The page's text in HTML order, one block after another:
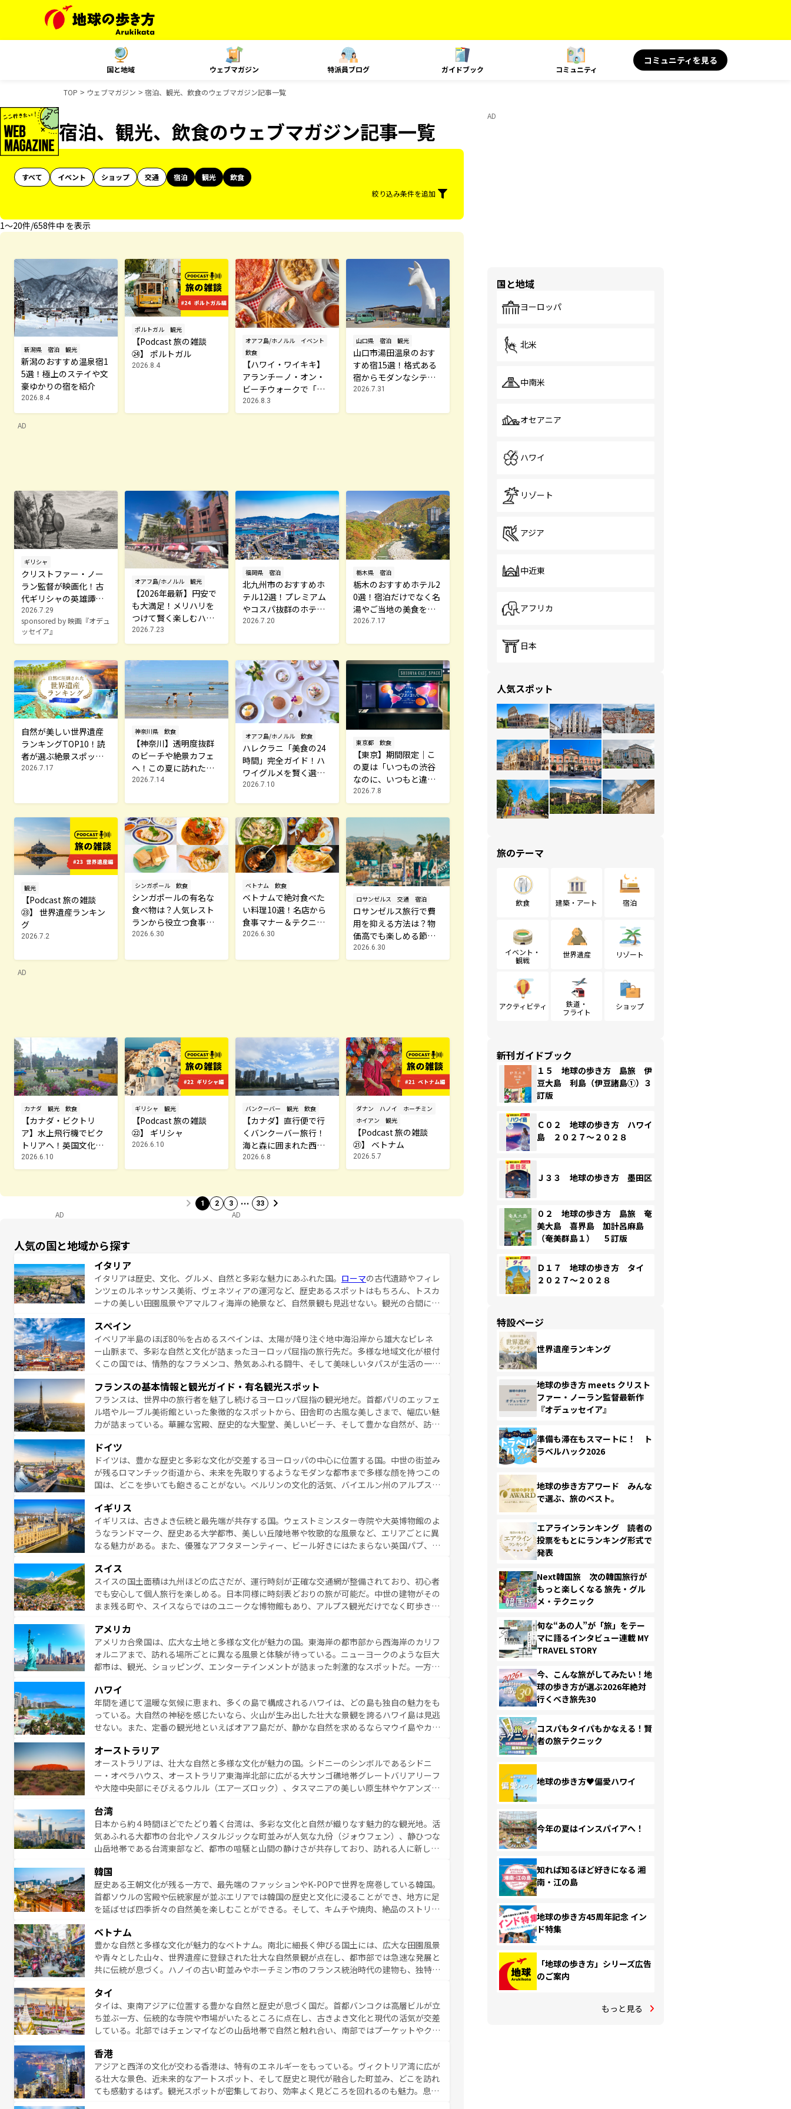
国と地域 ウェブマガジン 特派員ブログ ガイドブック コミュニティ
コミュニティを見る
TOP ウェブマガジン 宿泊、観光、飲食のウェブマガジン記事一覧
宿泊、観光、飲食のウェブマガジン記事一覧
すべて イベント ショップ 交通 宿泊 観光
飲食
絞り込み条件を追加
1〜20件/658件中 を表示
新潟県 宿泊 観光
新潟のおすすめ温泉宿1
5選！極上のステイや文
豪ゆかりの宿を紹介
2026.8.4
ポルトガル 観光
【Podcast 旅の雑談
㉔】 ポルトガル
2026.8.4
オアフ島/ホノルル
イベント
飲食
【ハワイ・ワイキキ】
アランチーノ・オン・
ビーチウォークで「ハ
ッピーアワー」開催
中！本格イタリアンが
2026.8.3
山口県 宿泊 観光
山口市湯田温泉のおす
すめ宿15選！格式ある
宿からモダンなシティ
ホテルまで厳選
2026.7.31
AD
ギリシャ
クリストファー・ノー
ラン監督が映画化！古
代ギリシャの英雄譚
「オデュッセイア」は
どんな物語？
2026.7.29
sponsored by 映画『オデュ
ッセイア』
オアフ島/ホノルル 観光
【2026年最新】円安で
も大満足！メリハリを
つけて賢く楽しむハワ
イ4泊6日モデルコース
2026.7.23
福岡県 宿泊
北九州市のおすすめホ
テル12選！プレミアム
やコスパ抜群のホテル
を紹介
2026.7.20
栃木県 宿泊
栃木のおすすめホテル2
0選！宿泊だけでなく名
湯やご当地の美食を楽
しもう
2026.7.17
自然が美しい世界遺産
ランキングTOP10！読
者が選ぶ絶景スポット
は？
2026.7.17
神奈川県 飲食
【神奈川】透明度抜群
のビーチや絶景カフェ
へ！この夏に訪れたい
三浦半島の穴場スポッ
2026.7.14
オアフ島/ホノルル 飲食
ハレクラニ「美食の24
時間」完全ガイド！ハ
ワイグルメを賢く選ぶ
大人旅の選択肢
2026.7.10
東京都 飲食
【東京】期間限定｜こ
の夏は「いつもの渋谷
なのに、いつもと違う
夜」へ。気持ちだけで
注文できるBAR「グラ
スとコトバ」
2026.7.8
観光
【Podcast 旅の雑談
㉓】 世界遺産ランキン
グ
2026.7.2
シンガポール 飲食
シンガポールの有名な
食べ物は？人気レスト
ランから役立つ食事テ
クニックまで解説
2026.6.30
ベトナム 飲食
ベトナムで絶対食べた
い料理10選！名店から
食事マナー＆テクニッ
クを紹介
2026.6.30
ロサンゼルス 交通 宿泊
ロサンゼルス旅行で費
用を抑える方法は？物
価高でも楽しめる節約
テクニック
2026.6.30
AD
カナダ 観光 飲食
【カナダ・ビクトリ
ア】水上飛行機でビク
トリアへ！英国文化と
花の町を巡る旅
2026.6.10
ギリシャ 観光
【Podcast 旅の雑談
㉒】 ギリシャ
2026.6.10
バンクーバー 観光 飲食
【カナダ】直行便で行
くバンクーバー旅行！
海と森に囲まれた西海
岸の町歩き
2026.6.8
ダナン ハノイ
ホーチミン
ホイアン
観光
【Podcast 旅の雑談
㉑】 ベトナム
2026.5.7
1 2 3 … 33
AD AD
人気の国と地域から探す
イタリア
イタリアは歴史、文化、グルメ、自然と多彩な魅力にあふれた国。 ローマの古代遺跡やフィレ
ンツェのルネッサンス美術、ヴェネツィアの運河など、歴史あるスポットはもちろん、トスカ
ーナの美しい田園風景やアマルフィ海岸の絶景など、自然景観も見逃せない。観光の合間に
夜眠るまで、すべての瞬間を楽しませてくれるイタリアで、忘れられない旅をしてみよう！
なお、新着のイタリア情報はコンテンツ一覧を参照してほしい。
スペイン
イベリア半島のほぼ80％を占めるスペインは、太陽が降り注ぐ地中海沿岸から雄大なピレネ
ー山脈まで、多彩な自然と文化が詰まったヨーロッパ屈指の旅行先だ。多様な地域文化が根付
くこの国では、情熱的なフラメンコ、熱気あふれる闘牛、そして美味しいタパスが生活の一部
ら、地方では古代ローマ遺跡や中世の城塞都市、穏やかなビーチリゾートまで多彩な表情を見
せる。地方によって風土や気候が異なるスペインはその個性で訪れる人を魅了する。 なお、
新着のスペイン情報はコンテンツ一覧を参照してほしい。
フランスの基本情報と観光ガイド・有名観光スポット
フランスは、世界中の旅行者を魅了し続けるヨーロッパ屈指の観光地だ。首都パリのエッフェ
ル塔やルーブル美術館といった象徴的なスポットから、田舎町の古風な美しさまで、幅広い魅
力が詰まっている。華麗な宮殿、歴史的な大聖堂、美しいビーチ、そして豊かな自然が、訪れ
無形文化遺産にも登録されている。シャンパンの発祥地であるランス、プロヴァンスの香り高
いラベンダー畑など、多彩な楽しみ方が可能だ。さらに、パリ以外の地域にも魅力が溢れてお
り、どの街角にも豊かな歴史と文化が息づいている。パリ以外の個性あふれる地方に足を運ぶ
とそれぞれで全く異なる文化を体験できるだろう。 なお、新着のフランス情報はコンテンツ
ドイツ
ドイツは、豊かな歴史と多彩な文化が交差するヨーロッパの中心に位置する国。中世の街並み
が残るロマンチック街道から、未来を先取りするようなモダンな都市まで多様な顔を持つこの
国は、どこを歩いても飽きることがない。ベルリンの文化的活気、バイエルン州のアルプスの
ら地元の人と過ごす楽しい時間は、お酒好きな人にはぜひ体験してほしい。 なお、新着のド
イツ情報はコンテンツ一覧を参照してほしい。
イギリス
イギリスは、古きよき伝統と最先端が共存する国。ウェストミンスター寺院や大英博物館のよ
うなランドマーク、歴史ある大学都市、美しい丘陵地帯や牧歌的な風景など、エリアごとに異
なる魅力がある。また、優雅なアフタヌーンティー、ビール好きにはたまらない英国パブ、サ
お、新着のイギリス情報は
スイス
スイスの国土面積は九州ほどの広さだが、運行時刻が正確な交通網が整備されており、初心者
でも安心して個人旅行を楽しめる。日本同様に時刻表どおりの旅が可能だ。中世の建物がその
まま残る町や、スイスならではのユニークな博物館もあり、アルプス観光だけでなく町歩きも
ービスもあり、うまく活用すれば市内交通費無料で観光を楽しむこともできる。 なお、新着
のスイス情報はコンテンツ一覧 を参照してほしい。
アメリカ
アメリカ合衆国は、広大な土地と多様な文化が魅力の国。東海岸の都市部から西海岸のカリフ
ォルニアまで、訪れる場所ごとに異なる風景と体験が待っている。ニューヨークのような巨大
都市は、観光、ショッピング、エンターテインメントが詰まった刺激的なスポットだ。一方、
絶景が堪能できる。さらに、南部のニューオーリンズでは、音楽と美食が融合した独特の文化
が魅力。旅行者はアメリカの各地域で異なる魅力を楽しみながら、その多様性と豊かな歴史を
感じることができるだろう。車でのロードトリップや列車の旅も、アメリカならではの贅沢な
旅のスタイルだ。 なお、新着のアメリカ情報はコンテンツ一覧を参照してほしい。
ハワイ
年間を通じて温暖な気候に恵まれ、多くの島で構成されるハワイは、どの島も独自の魅力をも
っている。大自然の神秘を感じたいなら、火山が生み出した壮大な景観を誇るハワイ島は見逃
せない。また、定番の観光地といえばオアフ島だが、静かな自然を求めるならマウイ島やカウ
る。「アロハスピリット」と呼ばれるおもてなしの心で訪れる人々を迎えてくれるハワイの
人々、おいしいローカルフードやハワイアンミュージック、伝統的なフラダンスなど、すべて
がハワイの魅力を彩っている。訪れるたびに新しい発見と感動が待っているハワイを、存分に
味わってほしい。 なお、新着のハワイ情報はコンテンツ一覧を参照してほしい。
オーストラリア
オーストラリアは、壮大な自然と多様な文化が魅力の国。シドニーのシンボルであるシドニ
ー・オペラハウス、オーストラリア東海岸北部に広がる大サンゴ礁地帯グレートバリアリーフ
や大陸中央部にそびえるウルル（エアーズロック）、タスマニアの美しい原生林やケアンズの
豊かで、美味しいものであふれている。アクティビティも充実しており、サーフィンやダイビ
ング、ハイキングなど、アウトドア好きにはたまらない。オーストラリアの多彩な魅力を存分
に味わいつくそう。 なお、新着のオーストラリア情報はコンテンツ一覧を参照してほしい。
台湾
日本から約４時間ほどでたどり着く台湾は、多彩な文化と自然が織りなす魅力的な観光地。活
気あふれる大都市の台北やノスタルジックな町並みが人気な九份（ジォウフェン）、静ひつな
山岳地帯である台湾東部など、都市の喧騒と山間の静けさが共存しており、訪れる人に新しい
から高級料理、ヘルシーで美容にもいいと評判のスイーツなど、バラエティ豊かな料理が味わ
える。 なお、新着の台湾情報はコンテンツ一覧を参照してほしい。
韓国
歴史ある王朝文化が残る一方で、最先端のファッションやK-POPで世界を席巻している韓国。
首都ソウルの宮殿や伝統家屋が並ぶエリアでは韓国の歴史と文化に浸ることができ、地方に足
を延ばせば四季折々の自然美を楽しむことができる。そして、キムチや焼肉、絶品のストリー
能できる。あたたかいホスピタリティに包まれながら、韓国の多彩な魅力を心ゆくまで味わっ
てみてほしい。 なお、新着の韓国情報はコンテンツ一覧を参照してほしい。
ベトナム
豊かな自然と多様な文化が魅力的なベトナム。南北に細長く伸びる国土には、広大な田園風景
や青々とした山々、世界遺産に登録された壮大な自然景観が点在し、都市部では急速な発展と
共に伝統が息づく。ハノイの古い町並みやホーチミン市のフランス統治時代の建物も、独特の
まないベトナム料理も魅力のひとつ。フォーやバインミー、ベトナムコーヒーなどは、ぜひ現
地で味わいたい。どの地域を訪れてもあたたかい人々が旅行者を迎えてくれるので、きっと忘
れられない旅になるはずだ。 なお、新着のベトナム情報はコンテンツ一覧を参照してほし
い。
タイ
タイは、東南アジアに位置する豊かな自然と歴史が息づく国だ。首都バンコクは高層ビルが立
ち並ぶ一方、伝統的な寺院や市場がいたるところに点在し、古きよき文化と現代の活気が交差
している。北部ではチェンマイなどの山岳地帯で自然と触れ合い、南部ではプーケットやクラ
ら高級レストランまで味覚を刺激する。気候は一年中温暖で、どの季節にも異なる楽しみが待
っている。親しみやすいタイの人々、仏教を中心とした文化、そして多様な観光資源が、訪れ
る旅人を魅了し続ける。 なお、新着のタイ情報はコンテンツ一覧を参照してほしい。
香港
アジアと西洋の文化が交わる香港は、特有のエネルギーをもっている。ヴィクトリア湾に広が
る壮大な景色、近未来的なアートスポット、そして歴史と現代が融合した町並み、どこを訪れ
ても感動するはず。観光スポットが密集しており、効率よく見どころを回れるのも魅力。息を
AD
国と地域
ヨーロッパ
北米
中南米
オセアニア
ハワイ
リゾート
アジア
中近東
アフリカ
日本
人気スポット
旅のテーマ
飲食 建築・アート 宿泊
イベント・
観戦
世界遺産 リゾート
アクティビティ
鉄道・
フライト
ショップ
新刊ガイドブック
１５ 地球の歩き方 島旅 伊
豆大島 利島（伊豆諸島①）３
訂版
Ｃ０２ 地球の歩き方 ハワイ
島 ２０２７～２０２８
Ｊ３３ 地球の歩き方 墨田区
０２ 地球の歩き方 島旅 奄
美大島 喜界島 加計呂麻島
（奄美群島１） ５訂版
Ｄ１７ 地球の歩き方 タイ
２０２７～２０２８
特設ページ
世界遺産ランキング
地球の歩き方 meets クリスト
ファー・ノーラン監督最新作
『オデュッセイア』
準備も滞在もスマートに！ ト
ラベルハック2026
地球の歩き方アワード みんな
で選ぶ、旅のベスト。
エアラインランキング 読者の
投票をもとにランキング形式で
発表
Next韓国旅 次の韓国旅行が
もっと楽しくなる 旅先・グル
メ・テクニック
旬な“あの人”が「旅」をテー
マに語るインタビュー連載 MY
TRAVEL STORY
今、こんな旅がしてみたい！地
球の歩き方が選ぶ2026年絶対
行くべき旅先30
コスパもタイパもかなえる！賢
者の旅テクニック
地球の歩き方♥偏愛ハワイ
今年の夏はインスパイアへ！
知れば知るほど好きになる 湘
南・江の島
地球の歩き方45周年記念 イン
ド特集
「地球の歩き方」シリーズ広告
のご案内
もっと見る